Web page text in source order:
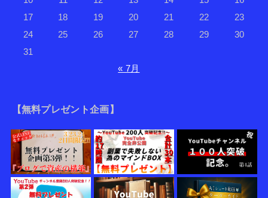
17
18 19 20 21 22
23
24
25 26 27 28 29
30
31
« 7月
【無料プレゼント企画】